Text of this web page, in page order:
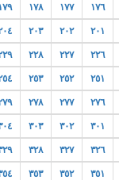
١٧٦ ١٧٧ ١٧٨
٢٠١ ٢٠٢ ٢٠٣
٢٢٦ ٢٢٧ ٢٢٨
٢٥١ ٢٥٢ ٢٥٣
٢٧٦ ٢٧٧ ٢٧٨
٣٠١ ٣٠٢ ٣٠٣
٣٢٦ ٣٢٧ ٣٢٨
٣٥١ ٣٥٢ ٣٥٣